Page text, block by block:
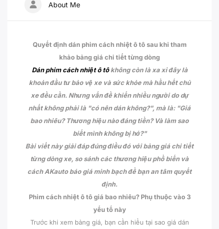
About Me
Quyết định dán phim cách nhiệt ô tô sau khi tham
khảo bảng giá chi tiết từng dòng
Dán phim cách nhiệt ô tôkhông còn là xa xỉ đây là
khoản đầu tư bảo vệ xe và sức khỏe mà hầu hết chủ
xe đều cần. Nhưng vấn đề khiến nhiều người do dự
nhất không phải là "có nên dán không?", mà là: "Giá
bao nhiêu? Thương hiệu nào đáng tiền? Và làm sao
biết mình không bị hớ?"
Bài viết này giải đáp đúng điều đó với bảng giá chi tiết
từng dòng xe, so sánh các thương hiệu phổ biến và
cách AKauto báo giá minh bạch để bạn an tâm quyết
định.
Phim cách nhiệt ô tô giá bao nhiêu? Phụ thuộc vào 3
yếu tố này
Trước khi xem bảng giá, bạn cần hiểu tại sao giá dán